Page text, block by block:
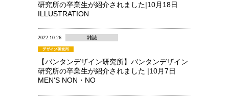
研究所の卒業生が紹介されました|10月18日
ILLUSTRATION
2022.10.26 雑誌
【バンタンデザイン研究所】バンタンデザイン
研究所の卒業生が紹介されました |10月7日
MEN'S NON・NO